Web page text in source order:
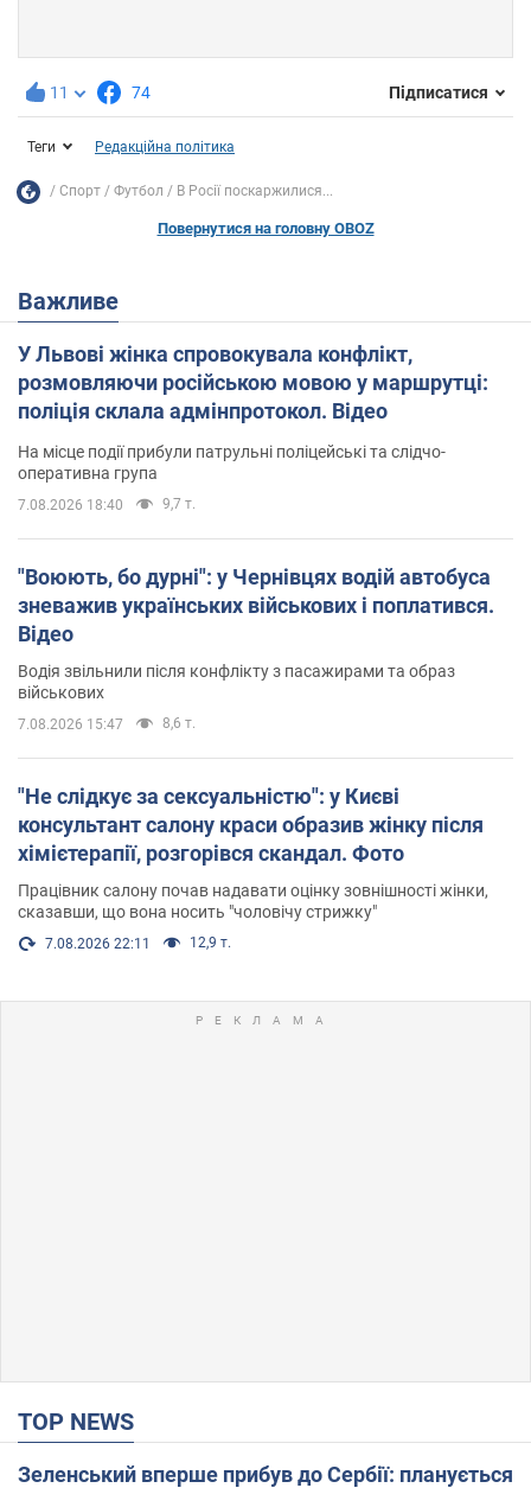
11 74 Підписатися
Теги Редакційна політика
Спорт Футбол В Росії поскаржилися...
Повернутися на головну OBOZ
Важливе
У Львові жінка спровокувала конфлікт,
розмовляючи російською мовою у маршрутці:
поліція склала адмінпротокол. Відео
На місце події прибули патрульні поліцейські та слідчо-
оперативна група
7.08.2026 18:40 9,7 т.
"Воюють, бо дурні": у Чернівцях водій автобуса
зневажив українських військових і поплатився.
Відео
Водія звільнили після конфлікту з пасажирами та образ
військових
7.08.2026 15:47 8,6 т.
"Не слідкує за сексуальністю": у Києві
консультант салону краси образив жінку після
хімієтерапії, розгорівся скандал. Фото
Працівник салону почав надавати оцінку зовнішності жінки,
сказавши, що вона носить "чоловічу стрижку"
7.08.2026 22:11 12,9 т.
TOP NEWS
Зеленський вперше прибув до Сербії: планується